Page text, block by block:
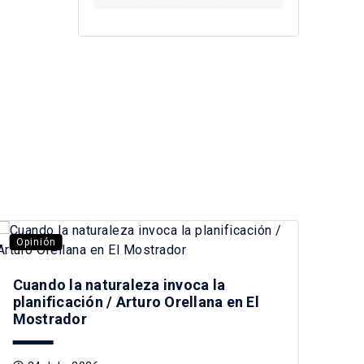
Opinión
Cuando la naturaleza invoca la
planificación / Arturo Orellana en El
Mostrador